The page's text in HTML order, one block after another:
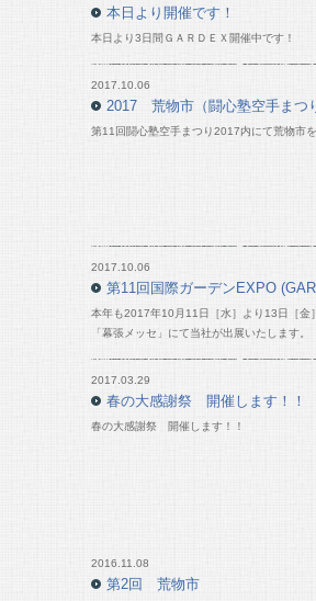
本日より開催です！
本日より3日間ＧＡＲＤＥＸ開催中です！
2017.10.06
2017 荒物市（闘心塾空手まつ
第11回闘心塾空手まつり2017内にて荒物市
2017.10.06
第11回国際ガーデンEXPO
本年も2017年10月11日［水］より13日［金
「幕張メッセ」にて当社が出展いたします。
2017.03.29
春の大感謝祭 開催します！！
春の大感謝祭 開催します！！
2016.11.08
第2回 荒物市